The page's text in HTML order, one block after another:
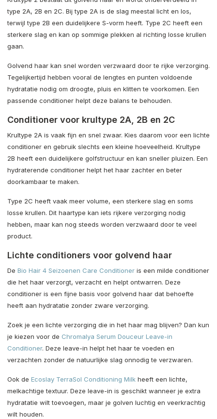
type 2A, 2B en 2C. Bij type 2A is de slag meestal licht en los,
terwijl type 2B een duidelijkere S-vorm heeft. Type 2C heeft een
sterkere slag en kan op sommige plekken al richting losse krullen
gaan.
Golvend haar kan snel worden verzwaard door te rijke verzorging.
Tegelijkertijd hebben vooral de lengtes en punten voldoende
hydratatie nodig om droogte, pluis en klitten te voorkomen. Een
passende conditioner helpt deze balans te behouden.
Conditioner voor krultype 2A, 2B en 2C
Krultype 2A is vaak fijn en snel zwaar. Kies daarom voor een lichte
conditioner en gebruik slechts een kleine hoeveelheid. Krultype
2B heeft een duidelijkere golfstructuur en kan sneller pluizen. Een
hydraterende conditioner helpt het haar zachter en beter
doorkambaar te maken.
Type 2C heeft vaak meer volume, een sterkere slag en soms
losse krullen. Dit haartype kan iets rijkere verzorging nodig
hebben, maar kan nog steeds worden verzwaard door te veel
product.
Lichte conditioners voor golvend haar
De Bio Hair 4 Seizoenen Care Conditioner is een milde conditioner
die het haar verzorgt, verzacht en helpt ontwarren. Deze
conditioner is een fijne basis voor golvend haar dat behoefte
heeft aan hydratatie zonder zware verzorging.
Zoek je een lichte verzorging die in het haar mag blijven? Dan kun
je kiezen voor de Chromalya Serum Douceur Leave-in
Conditioner. Deze leave-in helpt het haar te voeden en
verzachten zonder de natuurlijke slag onnodig te verzwaren.
Ook de Ecoslay TerraSol Conditioning Milk heeft een lichte,
melkachtige textuur. Deze leave-in is geschikt wanneer je extra
hydratatie wilt toevoegen, maar je golven luchtig en veerkrachtig
wilt houden.